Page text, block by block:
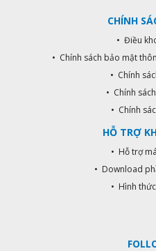
CHÍNH
• Điều
• Chính sách bảo mật
• Chính
• Chính
• Chính
HỖ TRỢ
• Hỗ trợ
• Download
• Hình